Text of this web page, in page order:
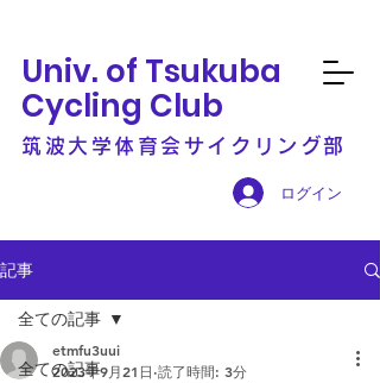
Univ. of Tsukuba
Cycling Club
筑波大学体育会サイクリング部
ログイン
記事
全ての記事
全ての記事
etmfu3uui
2023年9月21日 読了時間: 3分